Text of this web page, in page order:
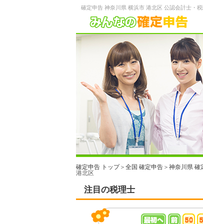
確定申告 神奈川県 横浜市 港北区 公認会計士・
確定申告 トップ＞ 全国 確定申告 ＞ 神奈川県 確
港北区
注目の税理士